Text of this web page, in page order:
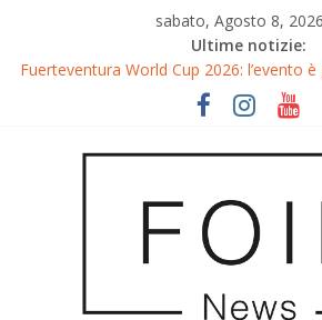
sabato, Agosto 8, 2026
Ultime notizie:
Fuerteventura World Cup 2026: l’evento
riflettori si accendono sul Wingfoil!
Fuerteventura FreeFly-Slalom 2026:
Gran Canaria GWA Wingfoil World Cup
adrenalina a Pozo Izquierdo